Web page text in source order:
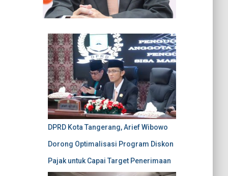
DPRD Kota Tangerang, Arief Wibowo
Dorong Optimalisasi Program Diskon
Pajak untuk Capai Target Penerimaan